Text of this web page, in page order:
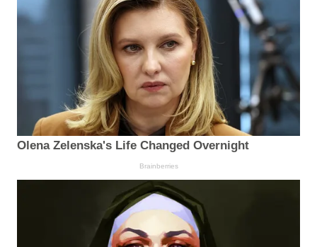
Olena Zelenska's Life Changed Overnight
Brainberries